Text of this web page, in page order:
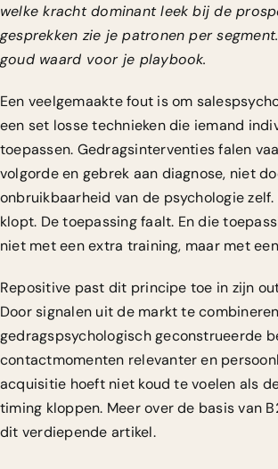
welke kracht dominant leek bij de
gesprekken zie je patronen per
goud waard voor je playbook.
Een veelgemaakte fout is om
een set losse technieken die iemand
toepassen. Gedragsinterventies falen
volgorde en gebrek aan diagnose, niet
onbruikbaarheid van de psychologie
klopt. De toepassing faalt. En die
niet met een extra training, maar met
Repositive past dit principe toe in zijn
Door signalen uit de markt te
gedragspsychologisch geconstrueerde
contactmomenten relevanter en
acquisitie hoeft niet koud te voelen als
timing kloppen. Meer over de basis van
dit verdiepende artikel.